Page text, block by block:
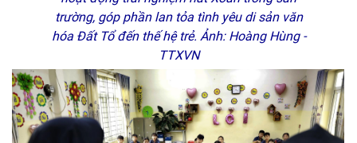
trường, góp phần lan tỏa tình yêu di sản văn
hóa Đất Tổ đến thế hệ trẻ. Ảnh: Hoàng Hùng -
TTXVN